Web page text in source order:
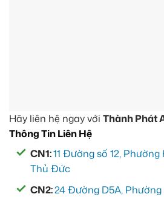
Hãy liên hệ ngay với Thành Phát
Thông Tin Liên Hệ
CN1:11 Đường số 12,
Thủ Đức
CN2:24 Đường D5A,